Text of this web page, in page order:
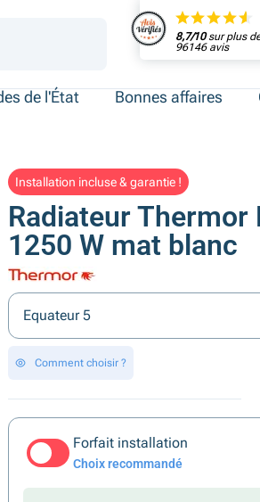
8,7/10sur plus
96146 avis
de l'État Bonnes affaires
Installation incluse & garantie !
Radiateur
1250 W mat blanc
Equateur 5
Comment choisir ?
Forfait installation
Choix recommandé